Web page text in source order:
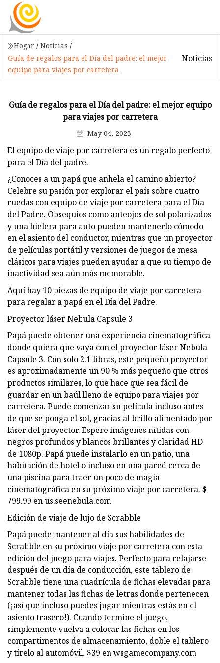
Hogar / Noticias /
Guía de regalos para el Día del padre: el mejor
equipo para viajes por carretera
Noticias
Guía de regalos para el Día del padre: el mejor equipo
para viajes por carretera
May 04, 2023
El equipo de viaje por carretera es un regalo perfecto
para el Día del padre.
¿Conoces a un papá que anhela el camino abierto?
Celebre su pasión por explorar el país sobre cuatro
ruedas con equipo de viaje por carretera para el Día
del Padre. Obsequios como anteojos de sol polarizados
y una hielera para auto pueden mantenerlo cómodo
en el asiento del conductor, mientras que un proyector
de películas portátil y versiones de juegos de mesa
clásicos para viajes pueden ayudar a que su tiempo de
inactividad sea aún más memorable.
Aquí hay 10 piezas de equipo de viaje por carretera
para regalar a papá en el Día del Padre.
Proyector láser Nebula Capsule 3
Papá puede obtener una experiencia cinematográfica
donde quiera que vaya con el proyector láser Nebula
Capsule 3. Con solo 2.1 libras, este pequeño proyector
es aproximadamente un 90 % más pequeño que otros
productos similares, lo que hace que sea fácil de
guardar en un baúl lleno de equipo para viajes por
carretera. Puede comenzar su película incluso antes
de que se ponga el sol, gracias al brillo alimentado por
láser del proyector. Espere imágenes nítidas con
negros profundos y blancos brillantes y claridad HD
de 1080p. Papá puede instalarlo en un patio, una
habitación de hotel o incluso en una pared cerca de
una piscina para traer un poco de magia
cinematográfica en su próximo viaje por carretera. $
799.99 en us.seenebula.com
Edición de viaje de lujo de Scrabble
Papá puede mantener al día sus habilidades de
Scrabble en su próximo viaje por carretera con esta
edición del juego para viajes. Perfecto para relajarse
después de un día de conducción, este tablero de
Scrabble tiene una cuadrícula de fichas elevadas para
mantener todas las fichas de letras donde pertenecen
(¡así que incluso puedes jugar mientras estás en el
asiento trasero!). Cuando termine el juego,
simplemente vuelva a colocar las fichas en los
compartimentos de almacenamiento, doble el tablero
y tírelo al automóvil. $39 en wsgamecompany.com